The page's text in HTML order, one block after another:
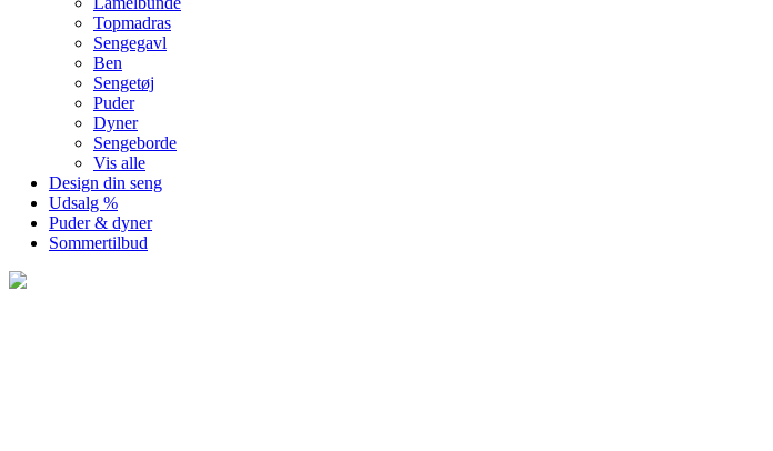
Topmadras
Sengegavl
Ben
Sengetøj
Puder
Dyner
Sengeborde
Vis alle
Design din seng
Udsalg %
Puder & dyner
Sommertilbud